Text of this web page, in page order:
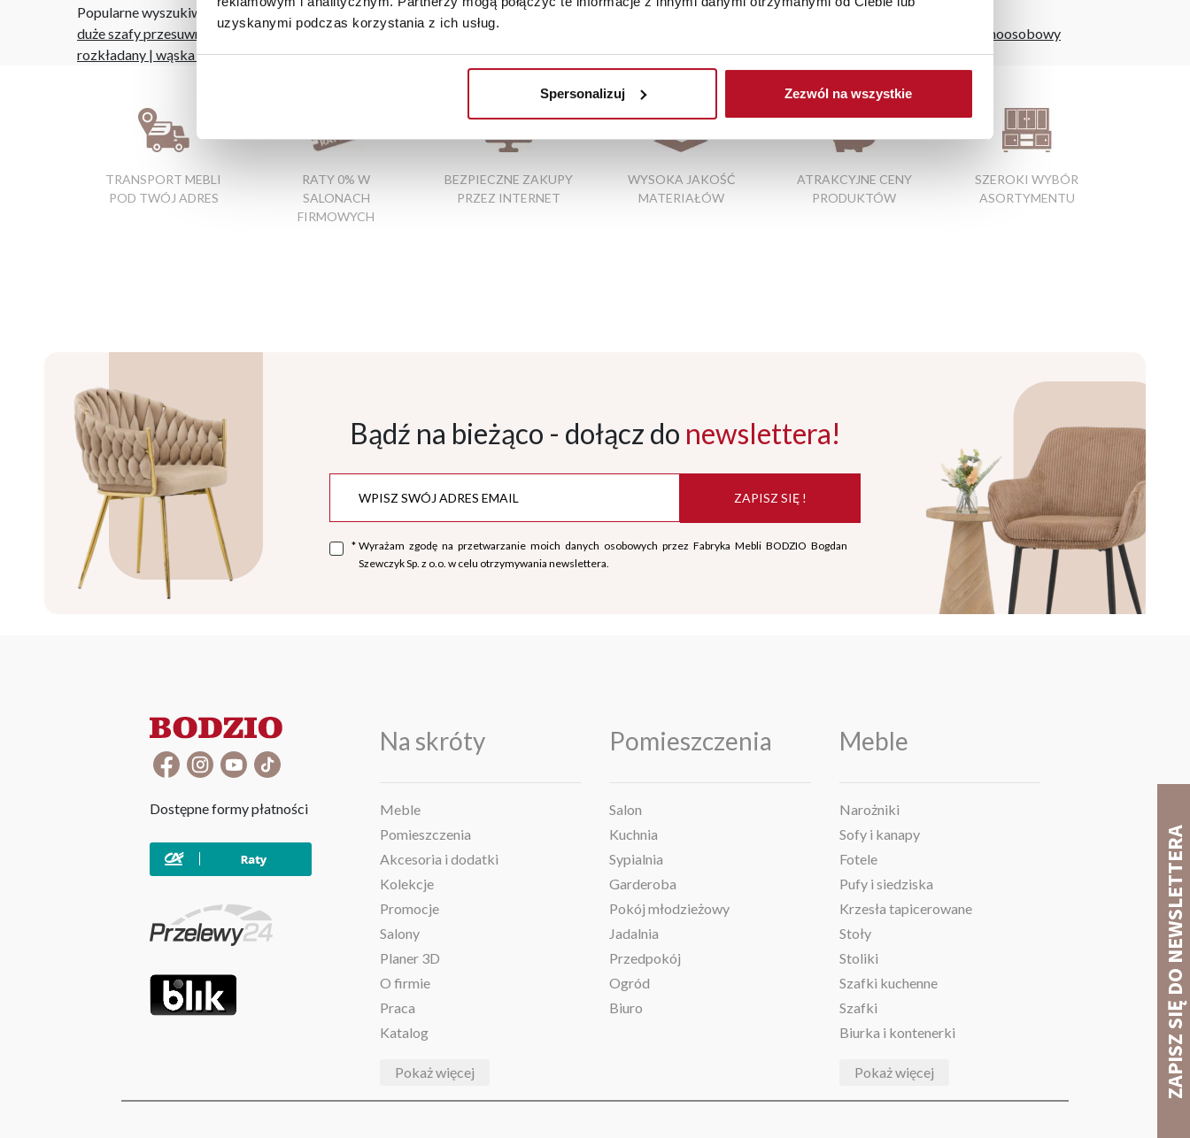
uzyskanymi podczas korzystania z ich usług.
Spersonalizuj Zezwól na wszystkie
Popularne wyszukiwania:
duże szafy przesuwne
szafa garderoba łóżka wersalki meble szczecin
fotel jednoosobowy
rozkładany | wąska szafka nocna|fotele rozkładane|białe łazienki
TRANSPORT MEBLI
POD TWÓJ ADRES
RATY 0% W
SALONACH
FIRMOWYCH
BEZPIECZNE ZAKUPY
PRZEZ INTERNET
WYSOKA JAKOŚĆ
MATERIAŁÓW
ATRAKCYJNE CENY
PRODUKTÓW
SZEROKI WYBÓR
ASORTYMENTU
Bądź na bieżąco - dołącz do newslettera!
ZAPISZ SIĘ !
* Wyrażam zgodę na przetwarzanie moich danych osobowych przez Fabryka Mebli BODZIO Bogdan
Szewczyk Sp. z o.o. w celu otrzymywania newslettera.
Dostępne formy płatności
Na skróty
Meble
Pomieszczenia
Akcesoria i dodatki
Kolekcje
Promocje
Salony
Planer 3D
O firmie
Praca
Katalog
Pokaż więcej
Pomieszczenia
Salon
Kuchnia
Sypialnia
Garderoba
Pokój młodzieżowy
Jadalnia
Przedpokój
Ogród
Biuro
Meble
Narożniki
Sofy i kanapy
Fotele
Pufy i siedziska
Krzesła tapicerowane
Stoły
Stoliki
Szafki kuchenne
Szafki
Biurka i kontenerki
Pokaż więcej